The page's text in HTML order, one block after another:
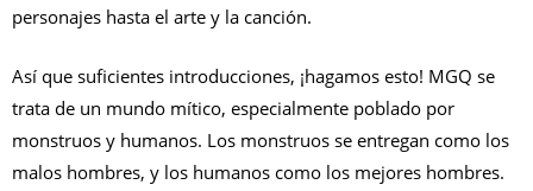
personajes hasta el arte y la canción.
Así que suficientes introducciones, ¡hagamos esto! MGQ se
trata de un mundo mítico, especialmente poblado por
monstruos y humanos. Los monstruos se entregan como los
malos hombres, y los humanos como los mejores hombres.